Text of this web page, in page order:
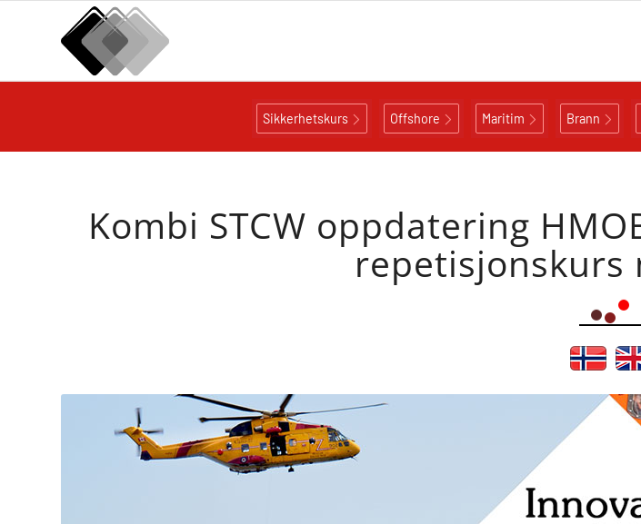
Sikkerhetskurs Offshore Maritim Brann
Kombi STCW oppdatering
repetisjonskurs